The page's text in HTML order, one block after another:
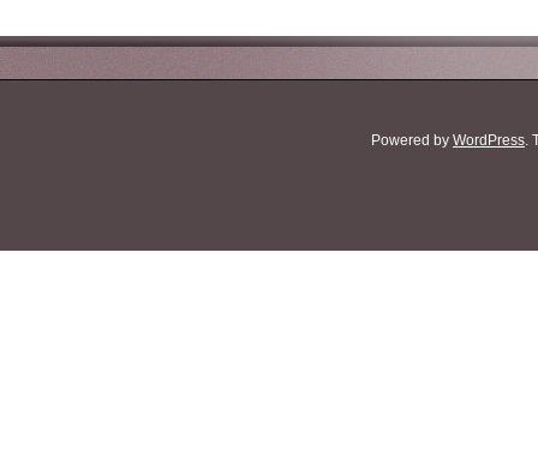
Powered by WordPress.